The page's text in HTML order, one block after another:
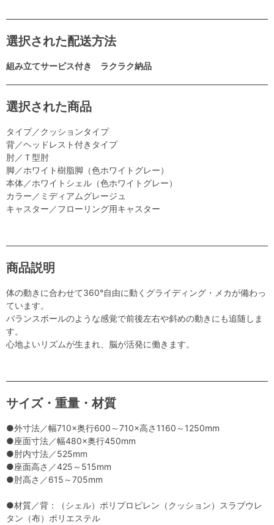
選択された配送方法
組み立てサービス付き ラクラク納品
選択された商品
タイプ／クッションタイプ
背／ヘッドレスト付きタイプ
肘／Ｔ型肘
脚／ホワイト樹脂脚（色ホワイトグレー）
本体／ホワイトシェル（色ホワイトグレー）
カラー／ミディアムグレージュ
キャスター／フローリング用キャスター
商品説明
体の動きに合わせて360°自由に動くグライディング・メカが備わっ
ています。
バランスボールのような感覚で前後左右や斜めの動きにも追随しま
す。
心地よいリズムが生まれ、脳が活発に働きます。
サイズ・重量・材質
●外寸法／幅710×奥行600～710×高さ1160～1250mm
●座面寸法／幅480×奥行450mm
●肘内寸法／525mm
●座面高さ／425～515mm
●肘高さ／615～705mm
●材質／背：（シェル）ポリプロピレン（クッション）スラブウレ
タン（布）ポリエステル